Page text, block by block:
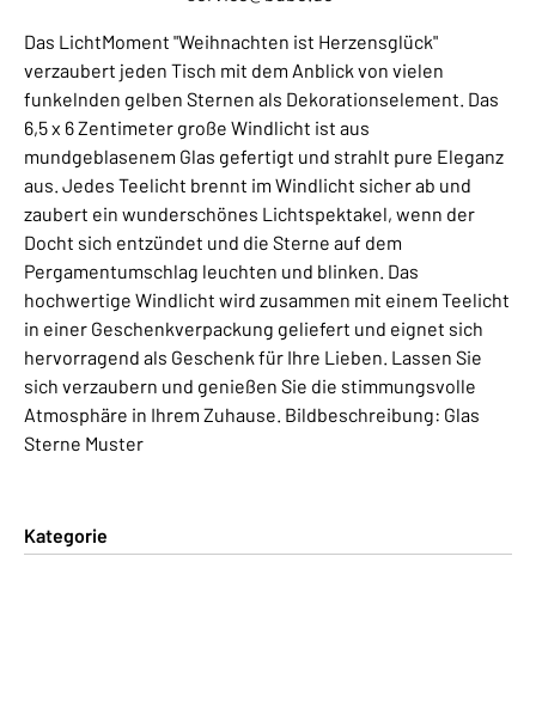
Das LichtMoment "Weihnachten ist Herzensglück"
verzaubert jeden Tisch mit dem Anblick von vielen
funkelnden gelben Sternen als Dekorationselement. Das
6,5 x 6 Zentimeter große Windlicht ist aus
mundgeblasenem Glas gefertigt und strahlt pure Eleganz
aus. Jedes Teelicht brennt im Windlicht sicher ab und
zaubert ein wunderschönes Lichtspektakel, wenn der
Docht sich entzündet und die Sterne auf dem
Pergamentumschlag leuchten und blinken. Das
hochwertige Windlicht wird zusammen mit einem Teelicht
in einer Geschenkverpackung geliefert und eignet sich
hervorragend als Geschenk für Ihre Lieben. Lassen Sie
sich verzaubern und genießen Sie die stimmungsvolle
Atmosphäre in Ihrem Zuhause. Bildbeschreibung: Glas
Sterne Muster
Kategorie